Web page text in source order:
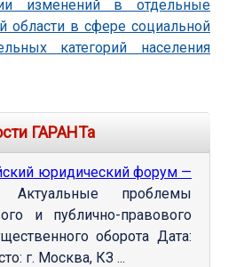
изменений в отдельные
области в сфере социальной
категорий населения
ГАРАНТа
юридический форум —
проблемы
и публично-правового
оборота Дата:
г. Москва, КЗ ...